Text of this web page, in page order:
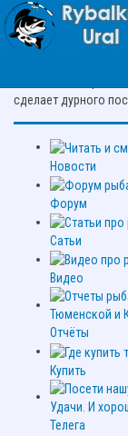
Цитата про рыбалку:
сделает дурного
Новости
Форум
Сатьи
Видео
Отчёты
Купить
Телега